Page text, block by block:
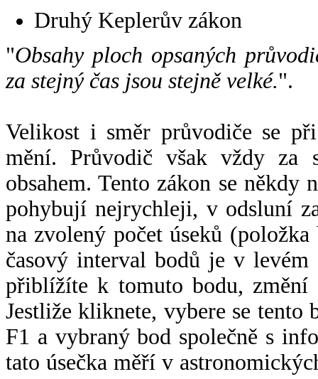
Druhý Keplerův zákon
"Obsahy ploch opsaných
za stejný čas jsou stejně velké.".
Velikost i směr průvodiče se
mění. Průvodič však vždy za
obsahem. Tento zákon se někdy
pohybují nejrychleji, v odsluní
na zvolený počet úseků
časový interval bodů je v
přiblížíte k tomuto bodu,
Jestliže kliknete, vybere se tento
F1 a vybraný bod společně s
tato úsečka měří v